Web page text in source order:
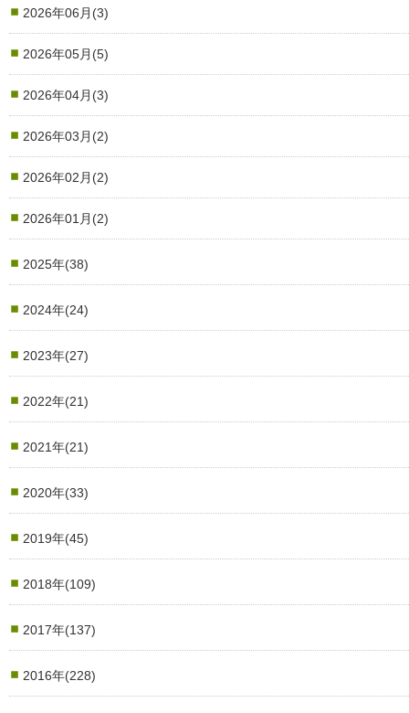
2026年06月(3)
2026年05月(5)
2026年04月(3)
2026年03月(2)
2026年02月(2)
2026年01月(2)
2025年(38)
2024年(24)
2023年(27)
2022年(21)
2021年(21)
2020年(33)
2019年(45)
2018年(109)
2017年(137)
2016年(228)